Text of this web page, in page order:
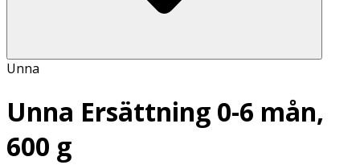
Unna
Unna Ersättning 0-6 mån,
600 g